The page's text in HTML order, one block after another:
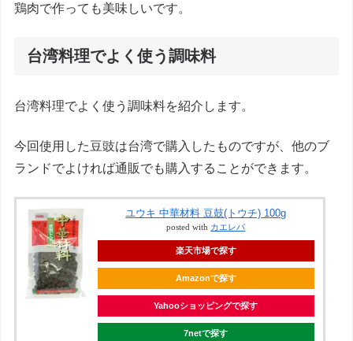
鶏肉で作っても美味しいです。
台湾料理でよく使う調味料
台湾料理でよく使う調味料を紹介します。
今回使用した豆豉は台湾で購入したものですが、他のブ
ランドでよければ通販でも購入することができます。
ユウキ 中華材料 豆鼓(トウチ) 100g
posted with カエレバ
楽天市場で探す
Amazonで探す
Yahooショッピングで探す
7netで探す